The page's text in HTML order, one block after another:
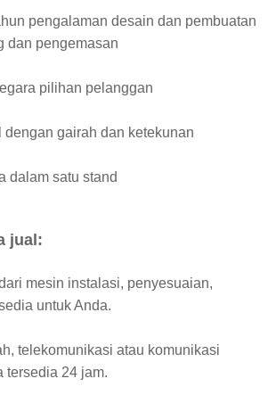
pengalaman desain dan pembuatan
dan pengemasan
pilihan pelanggan
dengan gairah dan ketekunan
dalam satu stand
jual:
mesin instalasi, penyesuaian,
untuk Anda.
telekomunikasi atau komunikasi
tersedia 24 jam.